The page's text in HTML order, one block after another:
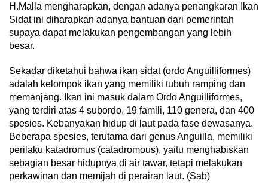
H.Malla mengharapkan, dengan adanya penangkaran Ikan
Sidat ini diharapkan adanya bantuan dari pemerintah
supaya dapat melakukan pengembangan yang lebih
besar.
Sekadar diketahui bahwa ikan sidat (ordo Anguilliformes)
adalah kelompok ikan yang memiliki tubuh ramping dan
memanjang. Ikan ini masuk dalam Ordo Anguilliformes,
yang terdiri atas 4 subordo, 19 famili, 110 genera, dan 400
spesies. Kebanyakan hidup di laut pada fase dewasanya.
Beberapa spesies, terutama dari genus Anguilla, memiliki
perilaku katadromus (catadromous), yaitu menghabiskan
sebagian besar hidupnya di air tawar, tetapi melakukan
perkawinan dan memijah di perairan laut. (Sab)